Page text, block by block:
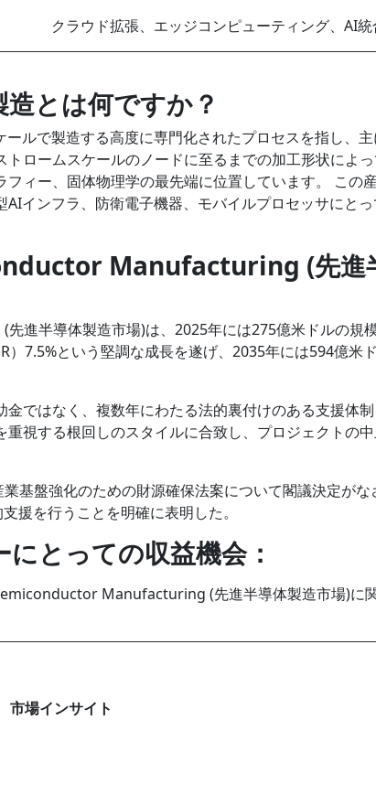
クラウド拡張、エッジコンピューティング、AI統
とは何ですか？
ルで製造する高度に専門化されたプロセスを指し、
ロームスケールのノードに至るまでの加工形状によ
ィー、固体物理学の最先端に位置しています。 この
インフラ、防衛電子機器、モバイルプロセッサにと
Manufacturing (先進
進半導体製造市場)は、2025年には275億米ドルの規
7.5%という堅調な成長を遂げ、2035年には594億米
ではなく、複数年にわたる法的裏付けのある支援体
視する根回しのスタイルに合致し、プロジェクトの
基盤強化のための財源確保法案について閣議決定がな
援を行うことを明確に表明した。
とっての収益機会：
Manufacturing (先進半導体製造市場)に
市場インサイト